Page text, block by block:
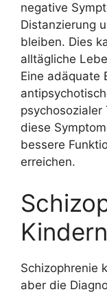
negative
Distanzierung
bleiben. Dies
alltägliche
Eine adäquate
psychosozialer
diese
bessere
erreichen.
Kindern
Schizophrenie
aber die